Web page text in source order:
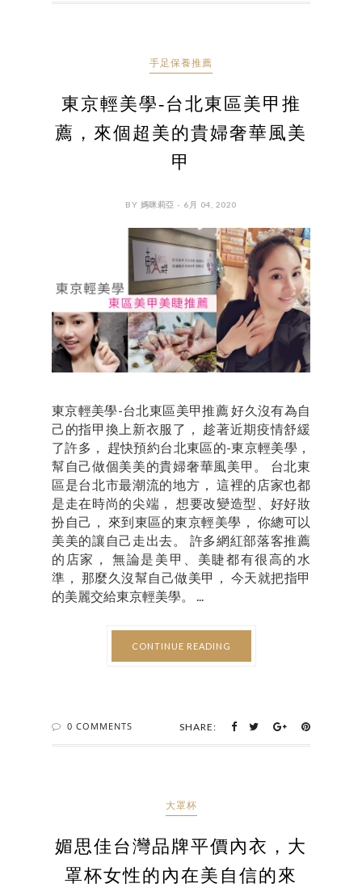
手足保養推薦
東京輕美學-台北東區美甲推
薦，來個超美的貴婦奢華風美
甲
BY 媽咪莉亞 - 6月 04, 2020
東京輕美學-台北東區美甲推薦 好久沒有為自
己的指甲換上新衣服了， 趁著近期疫情舒緩
了許多， 趕快預約台北東區的-東京輕美學，
幫自己做個美美的貴婦奢華風美甲。 台北東
區是台北市最潮流的地方， 這裡的店家也都
是走在時尚的尖端， 想要改變造型、好好妝
扮自己， 來到東區的東京輕美學， 你總可以
美美的讓自己走出去。 許多網紅部落客推薦
的店家， 無論是美甲、美睫都有很高的水
準， 那麼久沒幫自己做美甲， 今天就把指甲
的美麗交給東京輕美學。 ...
CONTINUE READING
0 COMMENTS SHARE:
大罩杯
媚思佳台灣品牌平價內衣，大
罩杯女性的內在美自信的來